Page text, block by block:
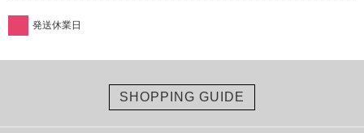
発送休業日
SHOPPING GUIDE